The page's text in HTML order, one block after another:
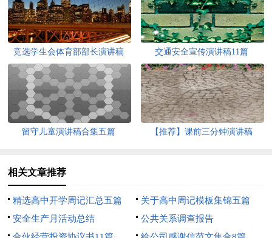
竞选学生会体育部部长演讲稿 交通安全宣传演讲稿11篇
留守儿童演讲稿合集五篇 【推荐】课前三分钟演讲稿
相关文章推荐
精选高中开学周记汇总五篇
关于高中周记模板集锦五篇
安全生产月活动总结
公共关系调查报告